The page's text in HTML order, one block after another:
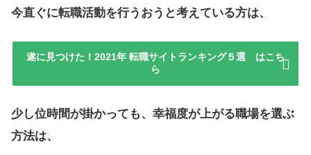
今直ぐに転職活動を行うおうと考えている方は、
遂に見つけた！2021年 転職サイトランキング５選 はこち
ら
少し位時間が掛かっても、幸福度が上がる職場を選ぶ
方法は、